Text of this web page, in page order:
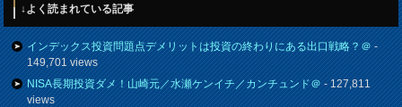
↓よく読まれている記事
インデックス投資問題点デメリットは投資の終わりにある出口戦略？＠-
149,701 views
NISA長期投資ダメ！山崎元／水瀬ケンイチ／カンチュンド＠- 127,811
views